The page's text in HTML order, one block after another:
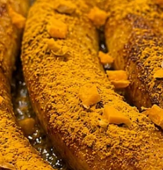
pusingan tawaf sunat
dunia di Tanah Suci
tawaf, di kawasan
'Izinkanku berada di Tanah
Mak Salmah ke Tanah
'Ya ALLAH, jagakan ibuku,
doakan kami.' Bella
balik, janji....' Wanita sebak